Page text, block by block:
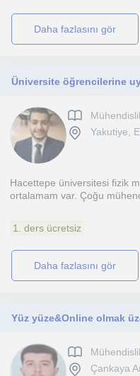
daha fazlasını gör
Yakutiye,
Hacettepe üniversitesi fizik
ortalamam var. Çoğu
1. ders ücretsiz
daha fazlasını gör
Çankaya